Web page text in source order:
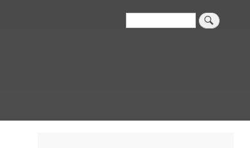
検
索